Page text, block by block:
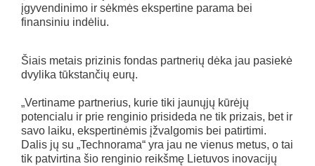
įgyvendinimo ir sėkmės ekspertine parama bei
finansiniu indėliu.
Šiais metais prizinis fondas partnerių dėka jau pasiekė
dvylika tūkstančių eurų.
„Vertiname partnerius, kurie tiki jaunųjų kūrėjų
potencialu ir prie renginio prisideda ne tik prizais, bet ir
savo laiku, ekspertinėmis įžvalgomis bei patirtimi.
Dalis jų su „Technorama“ yra jau ne vienus metus, o tai
tik patvirtina šio renginio reikšmę Lietuvos inovacijų